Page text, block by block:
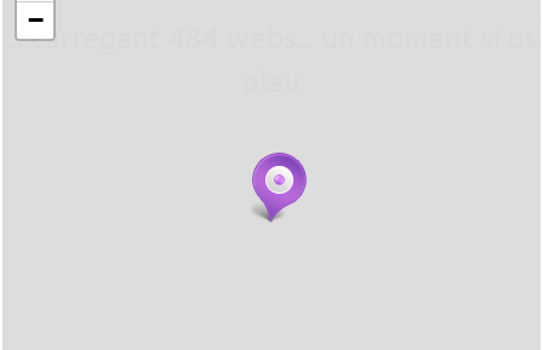
... carregant 484 webs... un moment si us
−